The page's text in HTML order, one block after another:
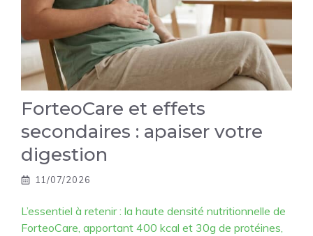
ForteoCare et effets
secondaires : apaiser votre
digestion
11/07/2026
L’essentiel à retenir : la haute densité nutritionnelle de
ForteoCare, apportant 400 kcal et 30g de protéines,